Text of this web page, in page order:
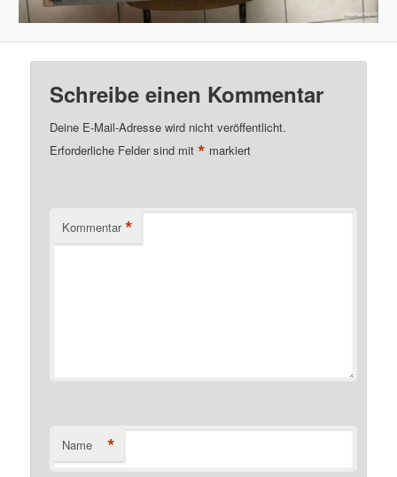
Schreibe einen Kommentar
Deine E-Mail-Adresse wird nicht veröffentlicht.
Erforderliche Felder sind mit* markiert
Kommentar *
Name *